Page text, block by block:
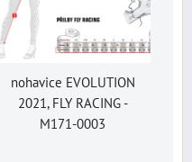
nohavice EVOLUTION
2021, FLY RACING -
M171-0003